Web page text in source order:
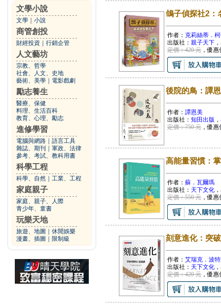
文學小說
文學 小說
商管創投
財經投資 行銷企管
人文藝坊
宗教、哲學
社會、人文、史地
藝術、美學
電影戲劇
勵志養生
醫療、保健
料理、生活百科
教育、心理、勵志
進修學習
電腦與網路
語言工具
雜誌、期刊
軍政、法律
參考、考試、教科用書
科學工程
科學、自然 工業、工程
家庭親子
家庭、親子、人際
青少年、童書
玩樂天地
旅遊、地圖
休閒娛樂
漫畫、插圖
限制級
鴿子偵探社2：
作者： 克莉絲蒂．
出版社： 親子天下
定價：420 元，優惠
後院的鳥：譚
作者： 譚恩美
出版社： 知田出版
定價：750 元，優惠
高能量習慣：
作者： 蘇．瓦爾瑪
出版社： 天下文化
定價：550 元，優惠
刻意進化：突
作者： 艾瑞克．波
出版社： 天下文化
定價：420 元，優惠